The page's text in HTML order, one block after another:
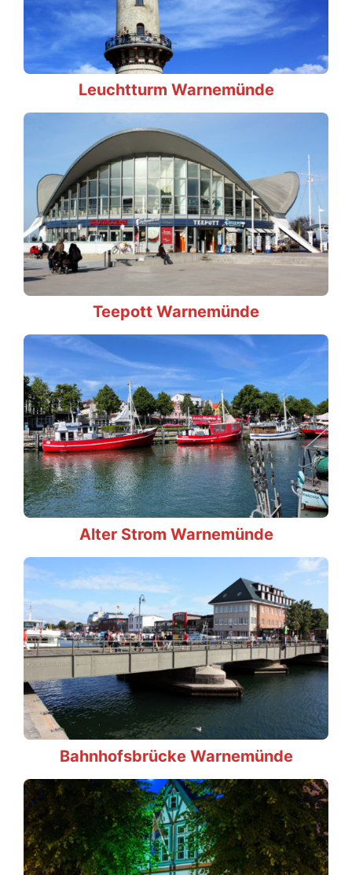
Leuchtturm Warnemünde
Teepott Warnemünde
Alter Strom Warnemünde
Bahnhofsbrücke Warnemünde